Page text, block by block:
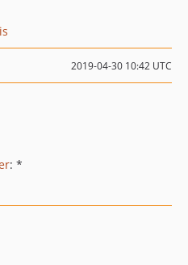
2019-04-30 10:42 UTC
: *